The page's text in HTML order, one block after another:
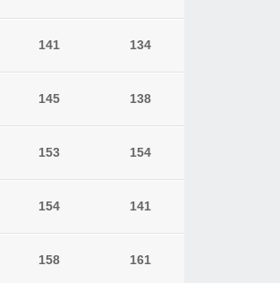
141 134
145 138
153 154
154 141
158 161